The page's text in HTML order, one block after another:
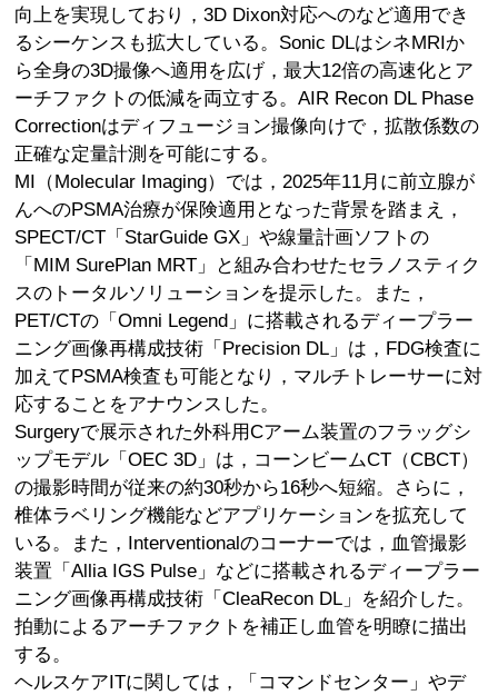
向上を実現しており，3D Dixon対応へのなど適用でき
るシーケンスも拡大している。Sonic DLはシネMRIか
ら全身の3D撮像へ適用を広げ，最大12倍の高速化とア
ーチファクトの低減を両立する。AIR Recon DL Phase
Correctionはディフュージョン撮像向けで，拡散係数の
正確な定量計測を可能にする。
MI（Molecular Imaging）では，2025年11月に前立腺が
んへのPSMA治療が保険適用となった背景を踏まえ，
SPECT/CT「StarGuide GX」や線量計画ソフトの
「MIM SurePlan MRT」と組み合わせたセラノスティク
スのトータルソリューションを提示した。また，
PET/CTの「Omni Legend」に搭載されるディープラー
ニング画像再構成技術「Precision DL」は，FDG検査に
加えてPSMA検査も可能となり，マルチトレーサーに対
応することをアナウンスした。
Surgeryで展示された外科用Cアーム装置のフラッグシ
ップモデル「OEC 3D」は，コーンビームCT（CBCT）
の撮影時間が従来の約30秒から16秒へ短縮。さらに，
椎体ラベリング機能などアプリケーションを拡充して
いる。また，Interventionalのコーナーでは，血管撮影
装置「Allia IGS Pulse」などに搭載されるディープラー
ニング画像再構成技術「CleaRecon DL」を紹介した。
拍動によるアーチファクトを補正し血管を明瞭に描出
する。
ヘルスケアITに関しては，「コマンドセンター」やデ